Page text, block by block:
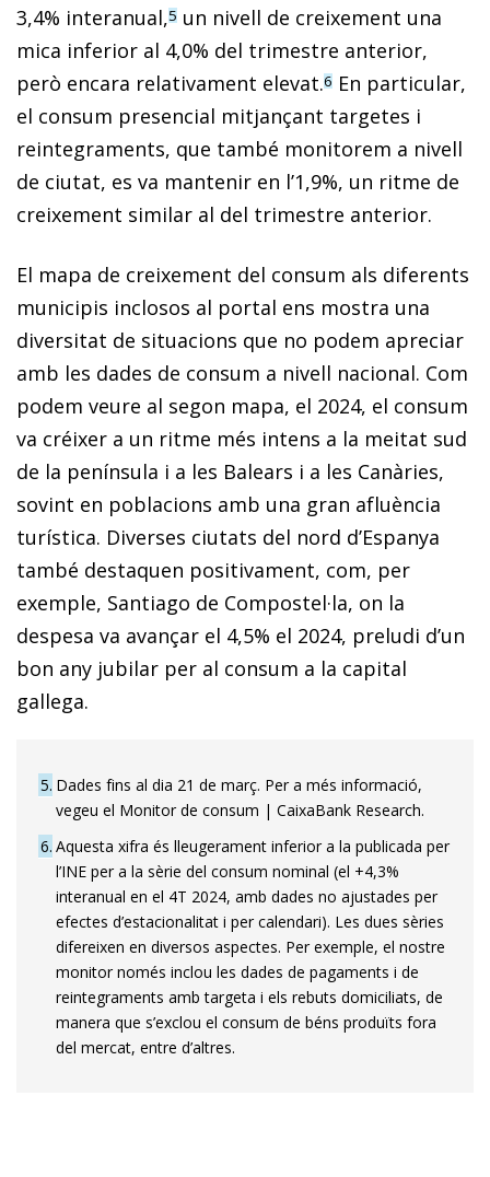
3,4% inter­anual,5 un nivell de creixement una
mica inferior al 4,0% del trimestre anterior,
però encara relativament elevat.6 En particular,
el consum presencial mitjançant targetes i
reintegraments, que també monitorem a nivell
de ciutat, es va mantenir en l’1,9%, un ritme de
creixement similar al del trimestre anterior.
El mapa de creixement del consum als diferents
municipis inclosos al portal ens mostra una
diversitat de situacions que no podem apreciar
amb les dades de consum a nivell nacional. Com
podem veure al segon mapa, el 2024, el consum
va créixer a un ritme més intens a la meitat sud
de la península i a les Balears i a les Canàries,
sovint en poblacions amb una gran afluència
turística. Diverses ciutats del nord d’Espanya
també destaquen positivament, com, per
exemple, Santiago de Compostel·la, on la
despesa va avançar el 4,5% el 2024, preludi d’un
bon any jubilar per al consum a la capital
gallega.
5 Dades fins al dia 21 de març. Per a més informació,
vegeu el Monitor de consum | CaixaBank Research.
6 Aquesta xifra és lleugerament inferior a la publicada per
l’INE per a la sèrie del consum nominal (el +4,3%
interanual en el 4T 2024, amb dades no ajustades per
efectes d’estacionalitat i per calendari). Les dues sèries
difereixen en diversos aspectes. Per exemple, el nostre
monitor només inclou les dades de pagaments i de
reintegraments amb targeta i els rebuts domiciliats, de
manera que s’exclou el consum de béns produïts fora
del mercat, entre d’altres.